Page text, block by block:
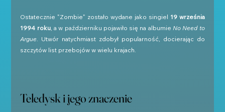
Ostatecznie "Zombie" zostało wydane jako singiel 19 września
1994 roku, a w październiku pojawiło się na albumie No Need to
Argue. Utwór natychmiast zdobył popularność, docierając do
szczytów list przebojów w wielu krajach.
Teledysk i jego znaczenie